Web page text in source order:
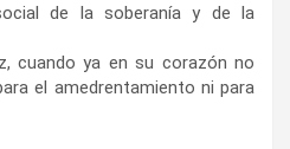
de la soberanía y de la
cuando ya en su corazón no
el amedrentamiento ni para